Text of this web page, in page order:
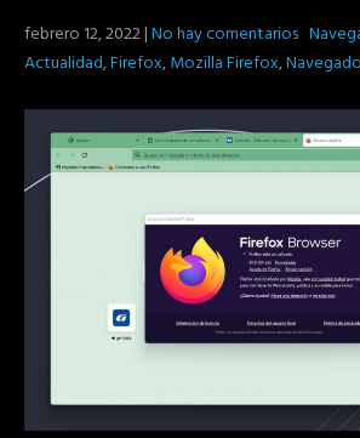
febrero 12, 2022|No hay comentarios
Actualidad,Firefox,Mozilla Firefox,